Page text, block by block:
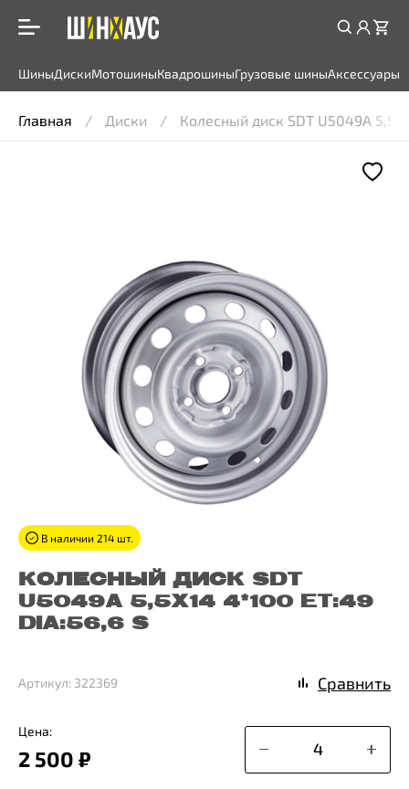
ШиныДискиМотошиныКвадрошиныГрузовые шиныАксессуары
Главная Диски Колесный диск SDT U5049A
КОЛЕСНЫЙ ДИСК SDT
U5049A 5,5X14 4*100 ET:49
DIA:56,6 S
В наличии 214 шт.
Цена:
2 500 ₽
Артикул: 322369 Сравнить